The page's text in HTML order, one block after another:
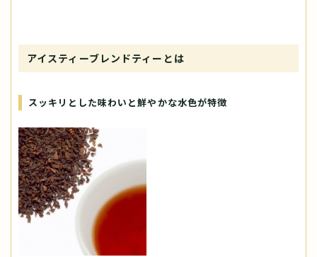
アイスティーブレンドティーとは
スッキリとした味わいと鮮やかな水色が特徴